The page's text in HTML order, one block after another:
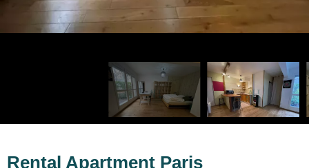
Rental Apartment Paris